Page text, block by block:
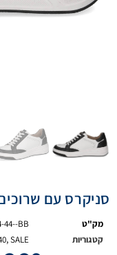
סניקרס עם
מק"ט
44--BB
קטגוריות
,SALE